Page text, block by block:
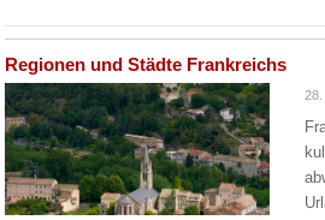
Regionen und Städte Frankreichs